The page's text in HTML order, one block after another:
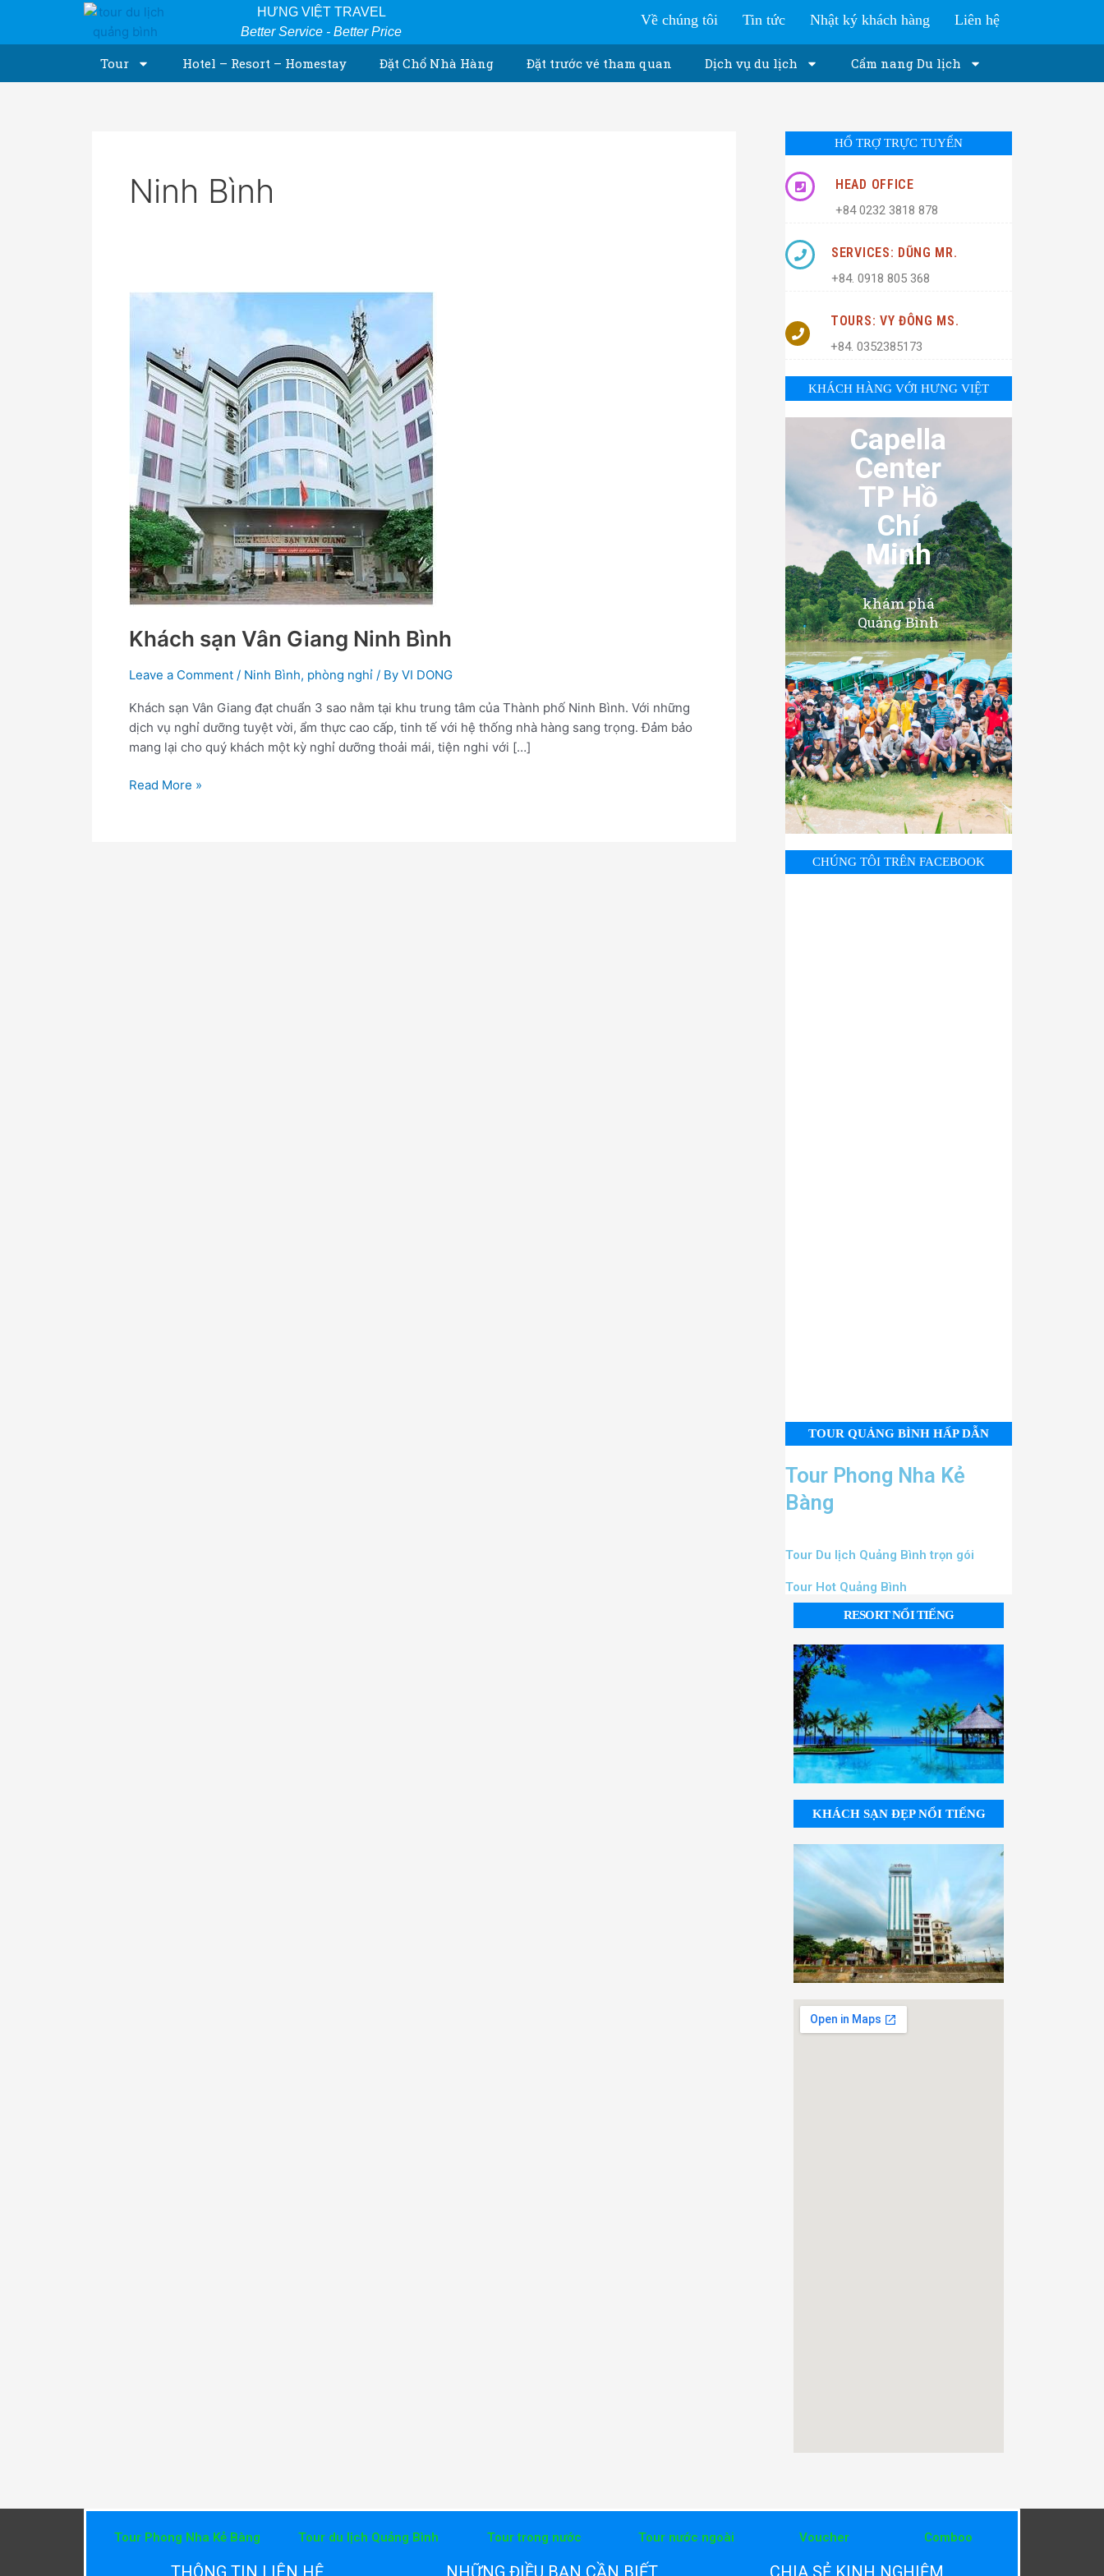
content
HƯNG VIỆT TRAVEL
Better Service - Better Price
Về chúng tôi Tin tức Nhật ký khách hàng Liên hệ
Tour Hotel – Resort – Homestay Đặt Chổ Nhà Hàng Đặt trước vé tham quan Dịch vụ du lịch Cẩm nang Du lịch
Ninh Bình
Khách sạn Vân Giang Ninh Bình
Leave a Comment / Ninh Bình, phòng nghỉ / By VI DONG
Khách sạn Vân Giang đạt chuẩn 3 sao nằm tại khu trung tâm của Thành phố Ninh Bình. Với những
dịch vụ nghỉ dưỡng tuyệt vời, ẩm thực cao cấp, tinh tế với hệ thống nhà hàng sang trọng. Đảm bảo
mang lại cho quý khách một kỳ nghỉ dưỡng thoải mái, tiện nghi với […]
Khách
Giang
Ninh
Bình
Read More »
HỔ TRỢ TRỰC TUYẾN
HEAD OFFICE
+84 0232 3818 878
SERVICES: DŨNG MR.
+84. 0918 805 368
TOURS: VY ĐÔNG MS.
+84. 0352385173
KHÁCH HÀNG VỚI HƯNG VIỆT
Capella
Center
TP Hồ
Chí
Minh
khám phá
Quảng Bình
CHÚNG TÔI TRÊN FACEBOOK
TOUR QUẢNG BÌNH HẤP DẪN
Tour Phong Nha Kẻ
Bàng
Tour Du lịch Quảng Bình trọn gói
Tour Hot Quảng Bình
RESORT NỔI TIẾNG
KHÁCH SẠN ĐẸP NỔI TIẾNG
Tour Phong Nha Kẻ Bàng Tour du lịch Quảng Bình Tour trong nước Tour nước ngoài Voucher Comboo
THÔNG TIN LIÊN HỆ NHỮNG ĐIỀU BẠN CẦN BIẾT CHIA SẺ KINH NGHIỆM